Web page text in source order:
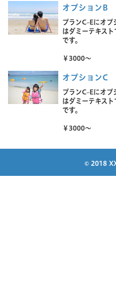
オプションB
プランC~Eにオプ
はダミーテキスト
です。
￥3000～
オプションC
プランC~Eにオプ
はダミーテキスト
です。
￥3000～
© 2018